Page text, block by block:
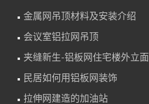
金属网吊顶材料及安装介绍
会议室铝拉网吊顶
夹缝新生-铝板网住宅楼外立面
民居如何用铝板网装饰
拉伸网建造的加油站